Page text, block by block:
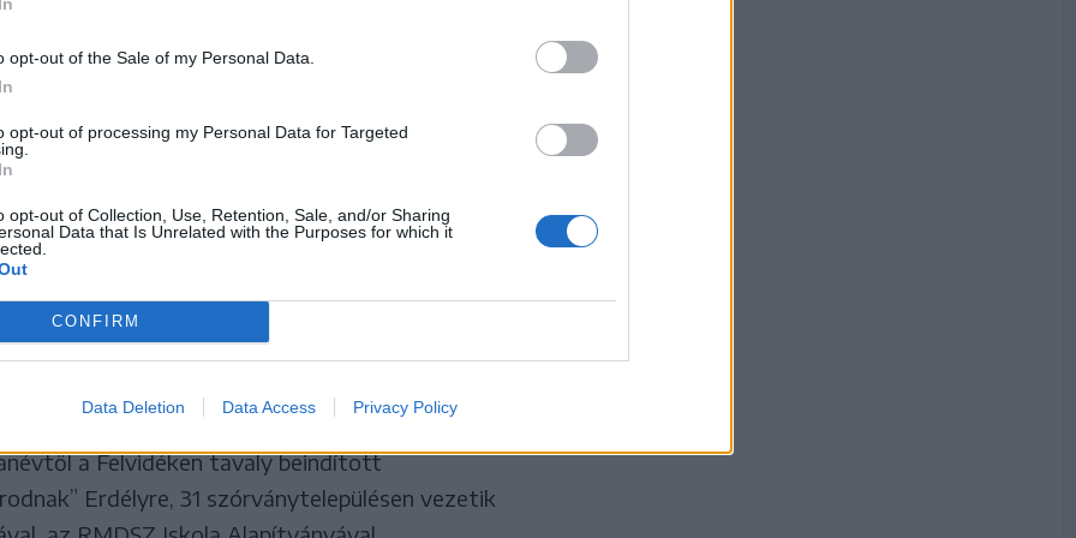
opt-out of the Sale of my Personal Data.
opt-out of processing my Personal Data for Targeted
opt-out of Collection, Use, Retention, Sale, and/or Sharing
Data that Is Unrelated with the Purposes for which it
CONFIRM
Data Deletion Data Access Privacy Policy
számára nehézséget okoz a magyar
az anyanyelvű oktatáshoz való
magyar kormánynak reagálnia kell. „Egy ilyen
hálózatnak a fenntartása, ami segíti a magyar
– nyilatkozta az MTI-nek a
elnöke emlékeztetett: a szervezet a maga
magyar oktatás fenntartásához, és 2004 óta
programmal is jelen van. „E program
egy nagyszabású társadalmi
hogy a székelyföldi megyék kivételével
a Felvidéken tavaly beindított
Erdélyre, 31 szórványtelepülésen vezetik